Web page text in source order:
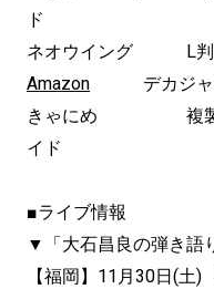
ド
ネオウイング L判
Amazon デカジャ
きゃにめ 複製サ
イド
■ライブ情報
▼「大石昌良の弾き語
【福岡】11月30日(